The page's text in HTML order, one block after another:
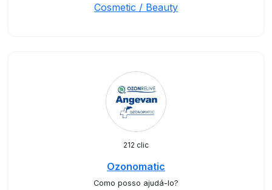
Cosmetic / Beauty
212 clic
Ozonomatic
Como posso ajudá-lo?